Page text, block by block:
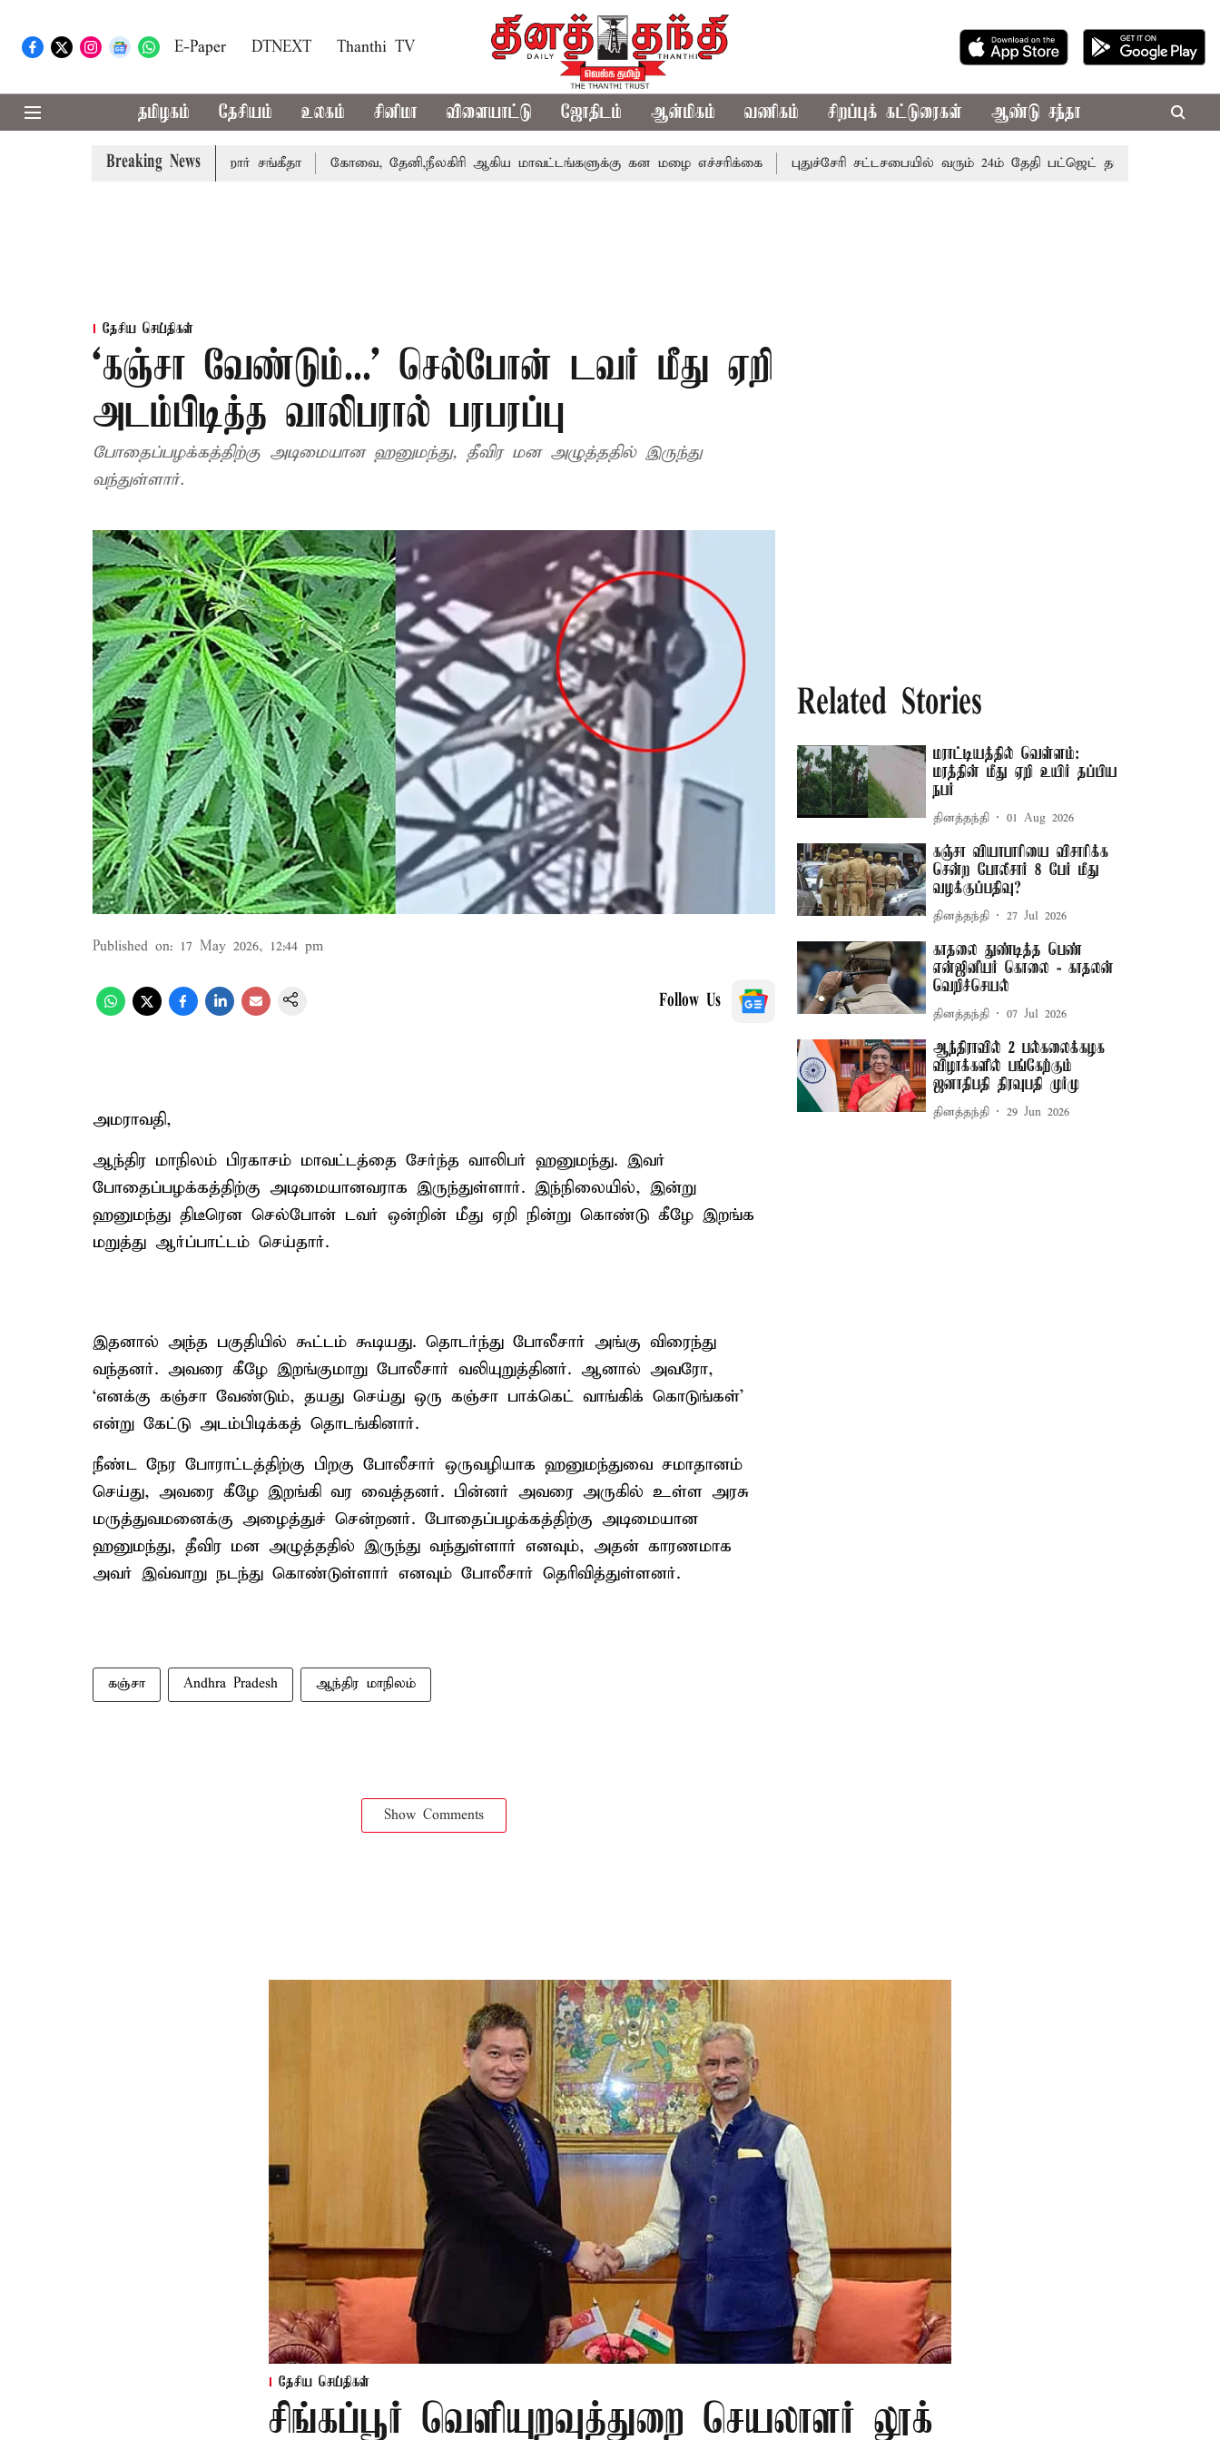
E-Paper DTNEXT Thanthi TV
தமிழகம் தேசியம் உலகம் சினிமா விளையாட்டு ஜோதிடம் ஆன்மிகம் வணிகம் சிறப்புக் கட்டுரைகள் ஆண்டு சந்தா
Breaking News
வழக்கை வாபஸ் பெற்றார் சங்கீதா கோவை, தேனி,நீலகிரி ஆகிய மாவட்டங்களுக்கு கன மழை எச்சரிக்கை புதுச்சேரி சட்டசபையில் வரும் 24ம் தேதி பட்ஜெட் தாக்கல் செய்கிறார்
தேசிய செய்திகள்
‘கஞ்சா வேண்டும்...’ செல்போன் டவர் மீது ஏறி
அடம்பிடித்த வாலிபரால் பரபரப்பு
போதைப்பழக்கத்திற்கு அடிமையான ஹனுமந்து, தீவிர மன அழுத்ததில் இருந்து
வந்துள்ளார்.
Published on: 17 May 2026, 12:44 pm
Follow Us
அமராவதி,
ஆந்திர மாநிலம் பிரகாசம் மாவட்டத்தை சேர்ந்த வாலிபர் ஹனுமந்து. இவர்
போதைப்பழக்கத்திற்கு அடிமையானவராக இருந்துள்ளார். இந்நிலையில், இன்று
ஹனுமந்து திடீரென செல்போன் டவர் ஒன்றின் மீது ஏறி நின்று கொண்டு கீழே இறங்க
மறுத்து ஆர்ப்பாட்டம் செய்தார்.
இதனால் அந்த பகுதியில் கூட்டம் கூடியது. தொடர்ந்து போலீசார் அங்கு விரைந்து
வந்தனர். அவரை கீழே இறங்குமாறு போலீசார் வலியுறுத்தினர். ஆனால் அவரோ,
‘எனக்கு கஞ்சா வேண்டும், தயது செய்து ஒரு கஞ்சா பாக்கெட் வாங்கிக் கொடுங்கள்’
என்று கேட்டு அடம்பிடிக்கத் தொடங்கினார்.
நீண்ட நேர போராட்டத்திற்கு பிறகு போலீசார் ஒருவழியாக ஹனுமந்துவை சமாதானம்
செய்து, அவரை கீழே இறங்கி வர வைத்தனர். பின்னர் அவரை அருகில் உள்ள அரசு
மருத்துவமனைக்கு அழைத்துச் சென்றனர். போதைப்பழக்கத்திற்கு அடிமையான
ஹனுமந்து, தீவிர மன அழுத்ததில் இருந்து வந்துள்ளார் எனவும், அதன் காரணமாக
அவர் இவ்வாறு நடந்து கொண்டுள்ளார் எனவும் போலீசார் தெரிவித்துள்ளனர்.
கஞ்சா Andhra Pradesh ஆந்திர மாநிலம்
Show Comments
Related Stories
மராட்டியத்தில் வெள்ளம்:
மரத்தின் மீது ஏறி உயிர் தப்பிய
நபர்
தினத்தந்தி 01 Aug 2026
கஞ்சா வியாபாரியை விசாரிக்க
சென்ற போலீசார் 8 பேர் மீது
வழக்குப்பதிவு?
தினத்தந்தி 27 Jul 2026
காதலை துண்டித்த பெண்
என்ஜினீயர் கொலை - காதலன்
வெறிச்செயல்
தினத்தந்தி 07 Jul 2026
ஆந்திராவில் 2 பல்கலைக்கழக
விழாக்களில் பங்கேற்கும்
ஜனாதிபதி திரவுபதி முர்மு
தினத்தந்தி 29 Jun 2026
தேசிய செய்திகள்
சிங்கப்பூர் வெளியுறவுத்துறை செயலாளர் லூக்